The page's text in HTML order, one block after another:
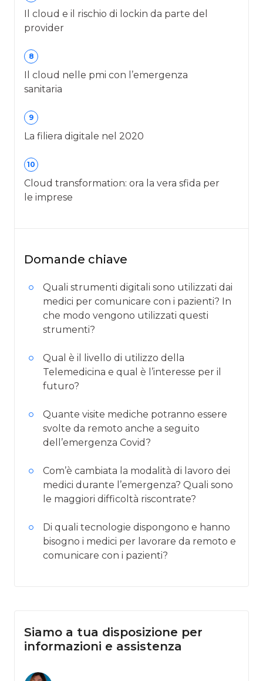
Il cloud e il rischio di lockin da parte del
provider
8
Il cloud nelle pmi con l’emergenza
sanitaria
9
La filiera digitale nel 2020
10
Cloud transformation: ora la vera sfida per
le imprese
Domande chiave
Quali strumenti digitali sono utilizzati dai
medici per comunicare con i pazienti? In
che modo vengono utilizzati questi
strumenti?
Qual è il livello di utilizzo della
Telemedicina e qual è l’interesse per il
futuro?
Quante visite mediche potranno essere
svolte da remoto anche a seguito
dell’emergenza Covid?
Com’è cambiata la modalità di lavoro dei
medici durante l’emergenza? Quali sono
le maggiori difficoltà riscontrate?
Di quali tecnologie dispongono e hanno
bisogno i medici per lavorare da remoto e
comunicare con i pazienti?
Siamo a tua disposizione per
informazioni e assistenza